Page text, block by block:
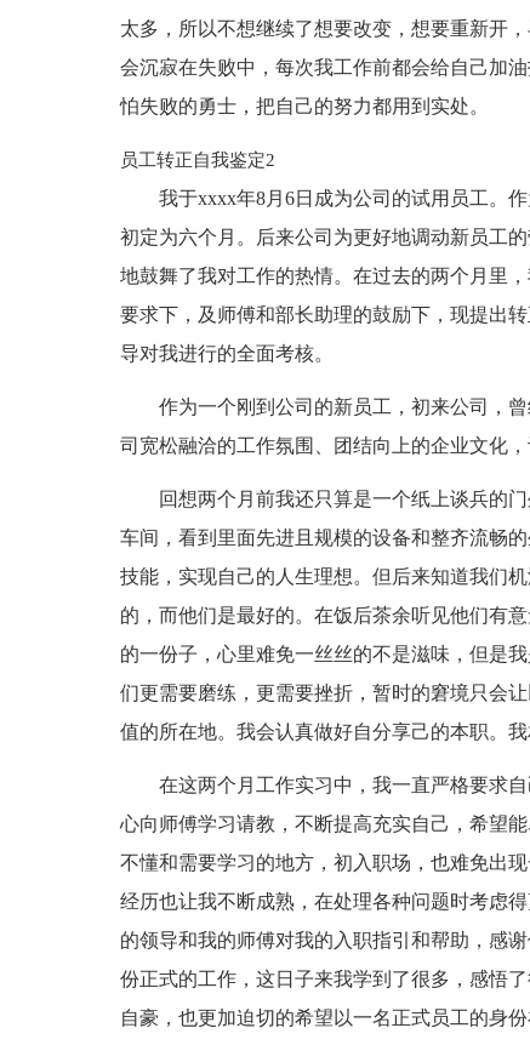
太多，所以不想继续了想要改变，想要重新开
会沉寂在失败中，每次我工作前都会给自己加
怕失败的勇士，把自己的努力都用到实处。
员工转正自我鉴定2
我于xxxx年8月6日成为公司的试用员工。
初定为六个月。后来公司为更好地调动新员工
地鼓舞了我对工作的热情。在过去的两个月里
要求下，及师傅和部长助理的鼓励下，现提出
导对我进行的全面考核。
作为一个刚到公司的新员工，初来公司，
司宽松融洽的工作氛围、团结向上的企业文化
回想两个月前我还只算是一个纸上谈兵的
车间，看到里面先进且规模的设备和整齐流畅
技能，实现自己的人生理想。但后来知道我们
的，而他们是最好的。在饭后茶余听见他们有
的一份子，心里难免一丝丝的不是滋味，但是
们更需要磨练，更需要挫折，暂时的窘境只会
值的所在地。我会认真做好自分享己的本职。
在这两个月工作实习中，我一直严格要求
心向师傅学习请教，不断提高充实自己，希望
不懂和需要学习的地方，初入职场，也难免出
经历也让我不断成熟，在处理各种问题时考虑
的领导和我的师傅对我的入职指引和帮助，感
份正式的工作，这日子来我学到了很多，感悟
自豪，也更加迫切的希望以一名正式员工的身